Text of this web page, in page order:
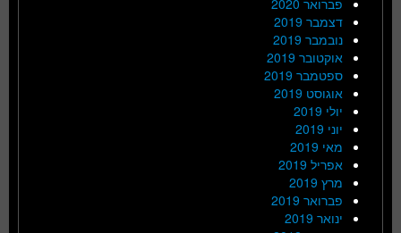
דצמבר 2019
נובמבר 2019
אוקטובר 2019
ספטמבר 2019
אוגוסט 2019
יולי 2019
יוני 2019
מאי 2019
אפריל 2019
מרץ 2019
פברואר 2019
ינואר 2019